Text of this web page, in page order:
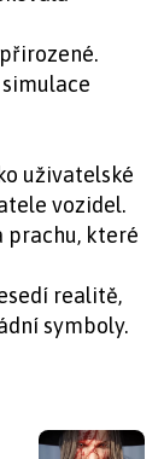
uživatelské
vozidel.
prachu, které
realitě,
symboly.
Legenda